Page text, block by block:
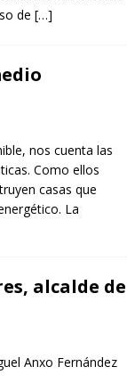
de […]
nos cuenta las
Como ellos
casas que
La
alcalde de
Anxo Fernández